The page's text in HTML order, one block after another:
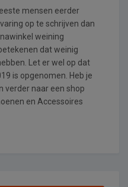
mensen eerder
op te schrijven dan
weining
dat weinig
Let er wel op dat
is opgenomen. Heb je
verder naar een shop
en Accessoires